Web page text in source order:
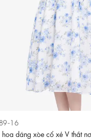
16
dáng xòe cổ xẻ V thắt